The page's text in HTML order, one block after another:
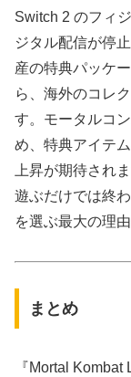
Switch 2 のフィ
ジタル配信が停
産の特典パッケ
ら、海外のコレ
す。モータルコ
め、特典アイテ
上昇が期待され
遊ぶだけでは終
を選ぶ最大の理
まとめ
『Mortal